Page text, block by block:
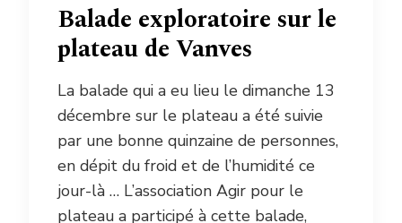
Balade exploratoire sur le
plateau de Vanves
La balade qui a eu lieu le dimanche 13
décembre sur le plateau a été suivie
par une bonne quinzaine de personnes,
en dépit du froid et de l’humidité ce
jour-là … L’association Agir pour le
plateau a participé à cette balade,